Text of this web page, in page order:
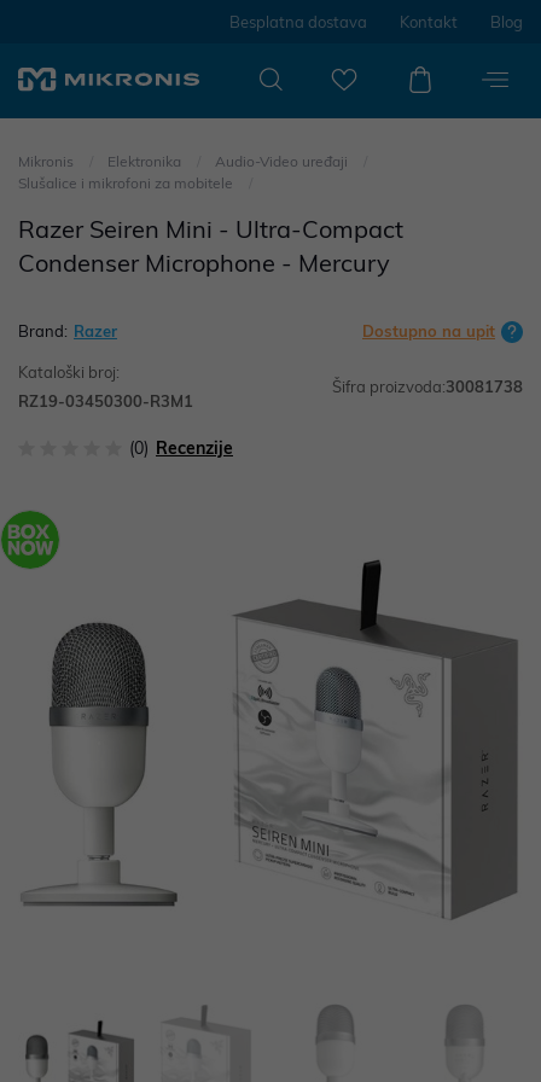
Besplatna dostava Kontakt Blog
Mikronis Elektronika
Audio-Video uređaji
Slušalice i mikrofoni za mobitele
Razer Seiren Mini - Ultra-Compact
Condenser Microphone - Mercury
Brand: Razer Dostupno na upit
Kataloški broj:
RZ19-03450300-R3M1
Šifra proizvoda:30081738
(0) Recenzije